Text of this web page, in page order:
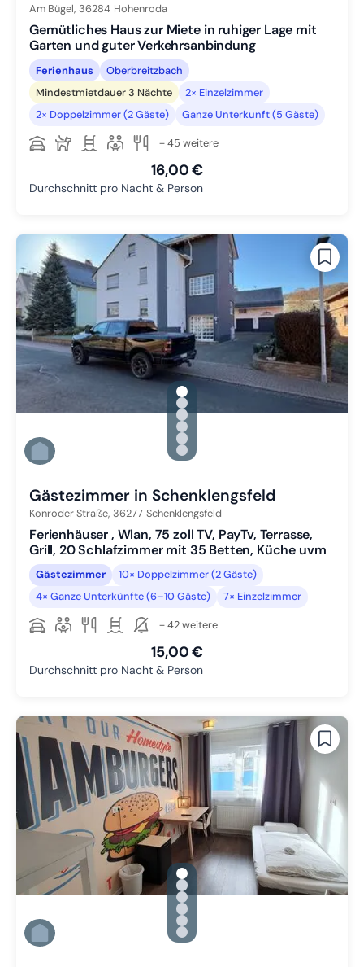
Am Bügel, 36284 Hohenroda
Gemütliches Haus zur Miete in ruhiger Lage mit
Garten und guter Verkehrsanbindung
Ferienhaus
Oberbreitzbach
Mindestmietdauer 3 Nächte
2× Einzelzimmer
2× Doppelzimmer (2 Gäste)
Ganze Unterkunft (5 Gäste)
+ 45 weitere
16,00 €
Durchschnitt pro Nacht & Person
gallery.slide_selector
Zu Slide 1 wechseln
Zu Slide 2 wechseln
Zu Slide 3 wechseln
Zu Slide 4 wechseln
Zu Slide 5 wechseln
Zu Slide 6 wechseln
Gästezimmer in Schenklengsfeld
Konroder Straße, 36277 Schenklengsfeld
Ferienhäuser , Wlan, 75 zoll TV, PayTv, Terrasse,
Grill, 20 Schlafzimmer mit 35 Betten, Küche uvm
Gästezimmer
10× Doppelzimmer (2 Gäste)
4× Ganze Unterkünfte (6–10 Gäste)
7× Einzelzimmer
+ 42 weitere
15,00 €
Durchschnitt pro Nacht & Person
gallery.slide_selector
Zu Slide 1 wechseln
Zu Slide 2 wechseln
Zu Slide 3 wechseln
Zu Slide 4 wechseln
Zu Slide 5 wechseln
Zu Slide 6 wechseln